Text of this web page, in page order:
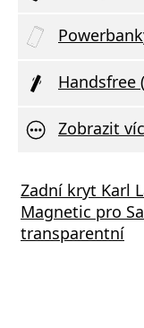
Handsfree
Zobrazit
Zadní kryt Karl
Magnetic pro
transparentní
Nabíječka